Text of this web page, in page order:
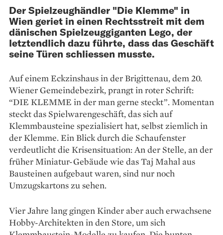
Der Spielzeughändler "Die Klemme" in
Wien geriet in einen Rechtsstreit mit dem
dänischen Spielzeuggiganten Lego, der
letztendlich dazu führte, dass das Geschäft
seine Türen schliessen musste.
Auf einem Eckzinshaus in der Brigittenau, dem 20.
Wiener Gemeindebezirk, prangt in roter Schrift:
“DIE KLEMME in der man gerne steckt”. Momentan
steckt das Spielwarengeschäft, das sich auf
Klemmbausteine spezialisiert hat, selbst ziemlich in
der Klemme. Ein Blick durch die Schaufenster
verdeutlicht die Krisensituation: An der Stelle, an der
früher Miniatur-Gebäude wie das Taj Mahal aus
Bausteinen aufgebaut waren, sind nur noch
Umzugskartons zu sehen.
Vier Jahre lang gingen Kinder aber auch erwachsene
Hobby-Architekten in den Store, um sich